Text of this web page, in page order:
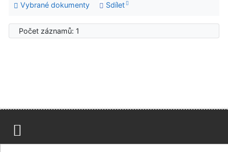
Vybrané dokumenty
Sdílet
Počet záznamů: 1